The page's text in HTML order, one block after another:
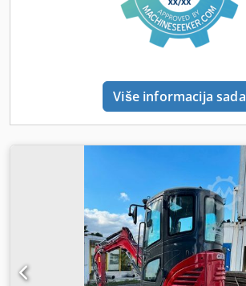
Više informacija sada